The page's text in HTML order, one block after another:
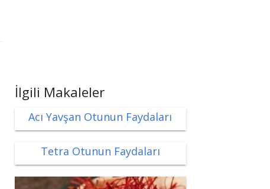
İlgili Makaleler
Acı Yavşan Otunun Faydaları
Tetra Otunun Faydaları